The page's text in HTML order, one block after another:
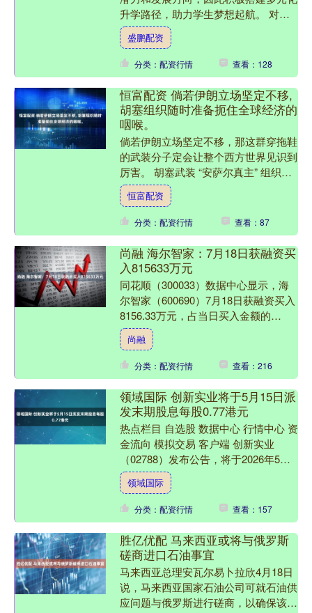
升学路径，助力学生梦想起航。 对于
文化课成绩突出、有志冲击名校的学
生，学校开设精英班，配备省....
盛鹏配资
分类：配资行情 查看：128
恒富配资 倘若伊朗立场坚定不移,
胡塞组织随时准备扼住全球经济的
咽喉。
倘若伊朗立场坚定不移，那这群穿拖鞋
的武装分子定会让整个西方世界见识到
厉害。 胡塞武装 “安萨尔真主” 组织随
时准备扼住全球经济的咽喉 曼德海峡
如今堪称全球经济所....
恒富配资
分类：配资行情 查看：87
尚融 海尔智家：7月18日获融资买
入815633万元
同花顺（300033）数据中心显示，海
尔智家（600690）7月18日获融资买入
8156.33万元，占当日买入金额的
21.85%，当前融资余额14.77亿元，
占....
尚融
分类：配资行情 查看：216
领域国际 创新实业将于5月15日派
发末期股息每股0.77港元
热点栏目 自选股 数据中心 行情中心 资
金流向 模拟交易 客户端 创新实业
（02788）发布公告，将于2026年5月
15日派发截至2025年12月31日止年度
的....
领域国际
分类：配资行情 查看：157
胜亿优配 马来西亚或将与俄罗斯
磋商进口石油事宜
马来西亚总理安瓦尔易卜拉欣4月18日
说，马来西亚国家石油公司可就石油供
应问题与俄罗斯进行磋商，以确保该国